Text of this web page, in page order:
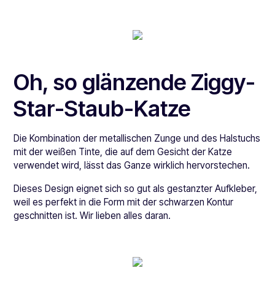
Oh, so glänzende Ziggy-
Star-Staub-Katze
Die Kombination der metallischen Zunge und des Halstuchs
mit der weißen Tinte, die auf dem Gesicht der Katze
verwendet wird, lässt das Ganze wirklich hervorstechen.
Dieses Design eignet sich so gut als gestanzter Aufkleber,
weil es perfekt in die Form mit der schwarzen Kontur
geschnitten ist. Wir lieben alles daran.